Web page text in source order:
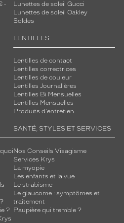
-
Lunettes de soleil Gucci
Lunettes de soleil Oakley
Soldes
LENTILLES
Lentilles de contact
Lentilles correctrices
Lentilles de couleur
Lentilles Journalières
Lentilles Bi Mensuelles
Lentilles Mensuelles
Produits d'entretien
?
SANTÉ, STYLES ET SERVICES
Nos Conseils Visagisme
Services Krys
La myopie
Les enfants et la vue
Le strabisme
Le glaucome : symptômes et
traitement
Paupière qui tremble ?